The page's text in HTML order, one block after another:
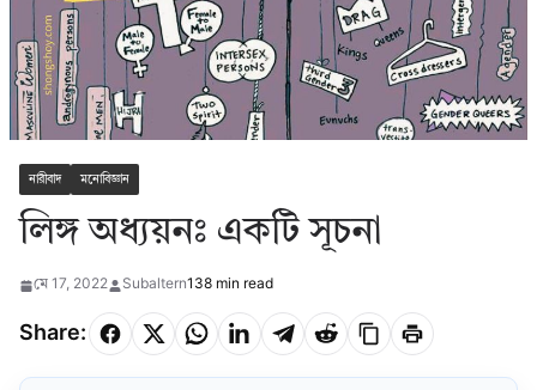
নারীবাদ মনোবিজ্ঞান
লিঙ্গ অধ্যয়নঃ একটি সূচনা
মে 17, 2022 Subaltern138 min read
Share: